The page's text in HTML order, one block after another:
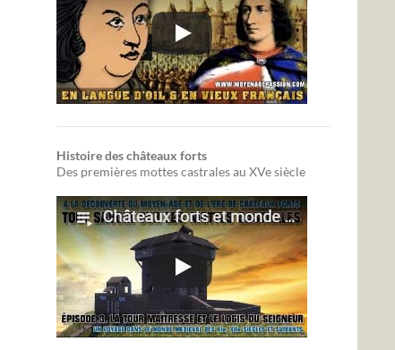
Histoire des châteaux forts
Des premières mottes castrales au XVe siècle